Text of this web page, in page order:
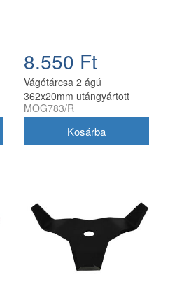
8.550 Ft
Vágótárcsa 2 ágú
362x20mm utángyártott
MOG783/R